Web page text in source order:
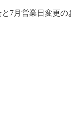
7月営業日変更